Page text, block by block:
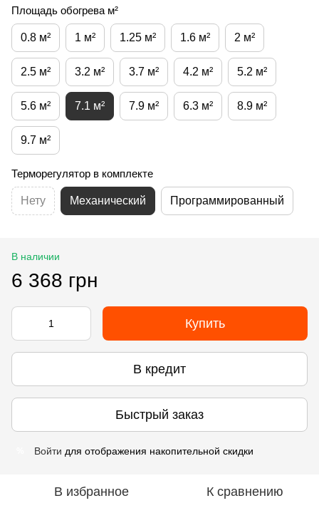
Площадь обогрева м²
0.8 м² 1 м² 1.25 м² 1.6 м² 2 м²
2.5 м² 3.2 м² 3.7 м² 4.2 м² 5.2 м²
5.6 м² 7.1 м² 7.9 м² 6.3 м² 8.9 м²
9.7 м²
Терморегулятор в комплекте
Нету Механический Программированный
В наличии
6 368 грн
Купить
В кредит
Быстрый заказ
Войти для отображения накопительной скидки
В избранное К сравнению